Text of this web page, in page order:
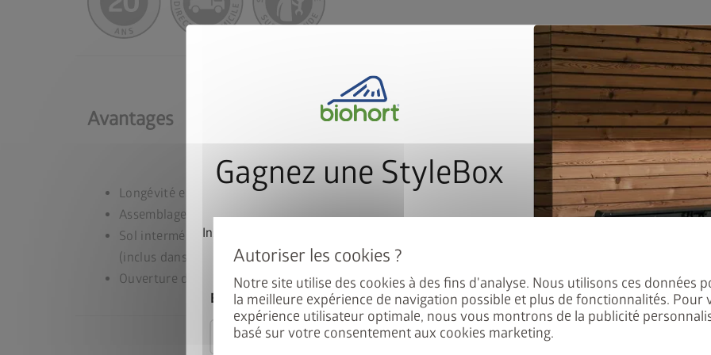
Notre site utilise des cookies à des fins d'analyse. Nous utilisons ces données
la meilleure expérience de navigation possible et plus de fonctionnalités. Pour
expérience utilisateur optimale, nous vous montrons de la publicité
basé sur votre consentement aux cookies marketing.
Avantages
Longévité extrême
Assemblage facile pour une personne seule - 8 vis seulement
Sol intermédiaire permettant de réduire le volume de remplissage
(inclus dans l’équipement de base)
Ouverture des parois latérales pour un bac facile à vider
Préparation pour
Les meilleurs
thermolaquée au
Gagnez une StyleBox
Inscrivez-vous dès maintenant à notre newsletter pour
participer automatiquement au tirage au sort.
E-mail